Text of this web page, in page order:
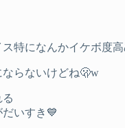
特になんかイケボ度
らないけどね🫢w
いすき💙